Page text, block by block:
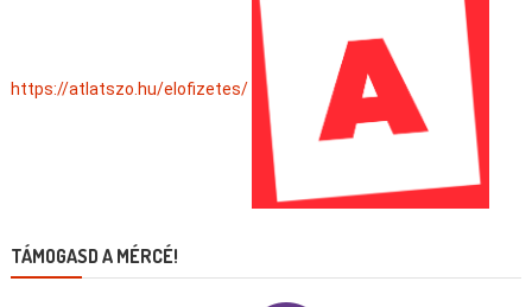
https://atlatszo.hu/elofizetes/
TÁMOGASD A MÉRCÉ!